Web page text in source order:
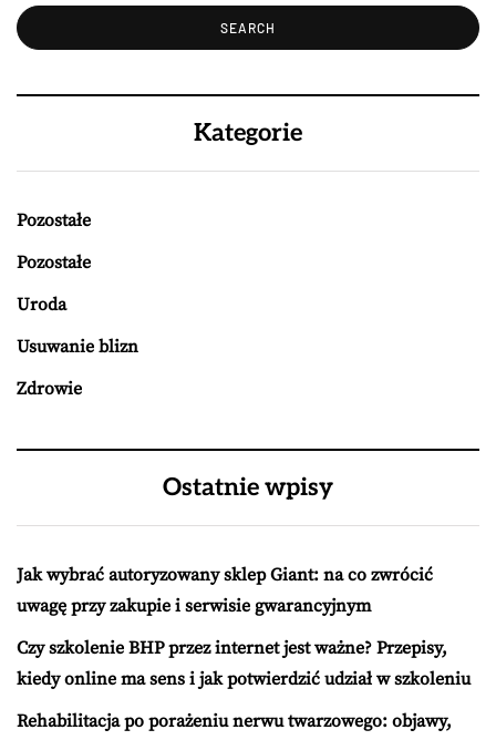
Kategorie
Pozostałe
Pozostałe
Uroda
Usuwanie blizn
Zdrowie
Ostatnie wpisy
Jak wybrać autoryzowany sklep Giant: na co zwrócić
uwagę przy zakupie i serwisie gwarancyjnym
Czy szkolenie BHP przez internet jest ważne? Przepisy,
kiedy online ma sens i jak potwierdzić udział w szkoleniu
Rehabilitacja po porażeniu nerwu twarzowego: objawy,